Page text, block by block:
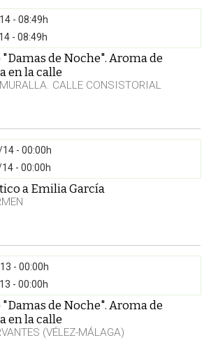
- 08:49h
- 08:49h
de Noche". Aroma de
en la calle
CALLE CONSISTORIAL
- 00:00h
- 00:00h
a Emilia García
- 00:00h
- 00:00h
de Noche". Aroma de
en la calle
(VÉLEZ-MÁLAGA)